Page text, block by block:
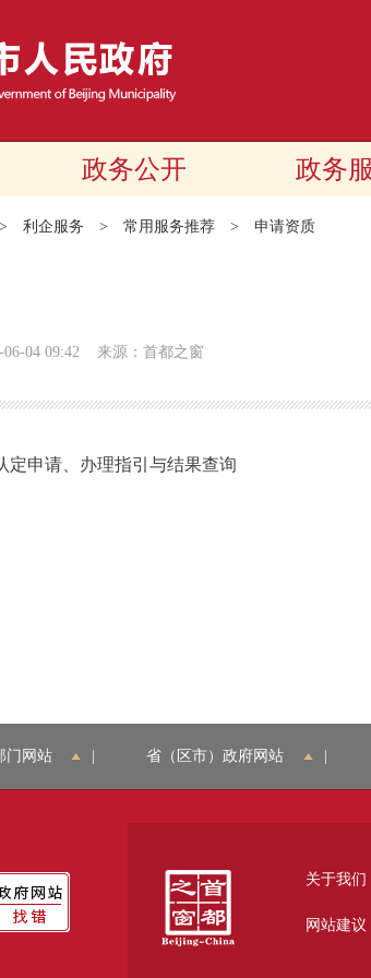
政务公开 政务
利企服务 > 常用服务推荐 > 申请资质
06-04 09:42 来源：首都之窗
申请、办理指引与结果查询
门网站 省（区市）政府网站
关于我们
网站建议